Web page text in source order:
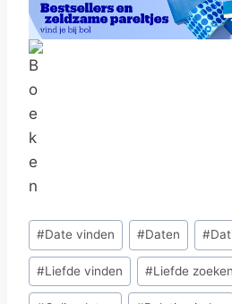
Bericht
tags:
#Date vinden #Daten #
#Liefde vinden #Liefde zoeken